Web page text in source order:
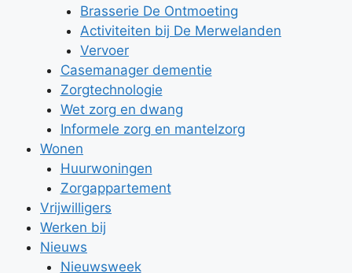
Brasserie De Ontmoeting
Activiteiten bij De Merwelanden
Vervoer
Casemanager dementie
Zorgtechnologie
Wet zorg en dwang
Informele zorg en mantelzorg
Wonen
Huurwoningen
Zorgappartement
Vrijwilligers
Werken bij
Nieuws
Nieuwsweek